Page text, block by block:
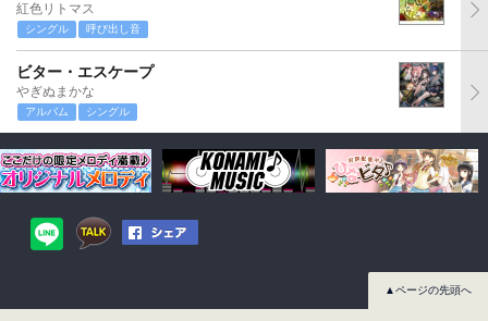
紅色リトマス
シングル 呼び出し音
ビター・エスケープ
やぎぬまかな
アルバム シングル
▲ページの先頭へ